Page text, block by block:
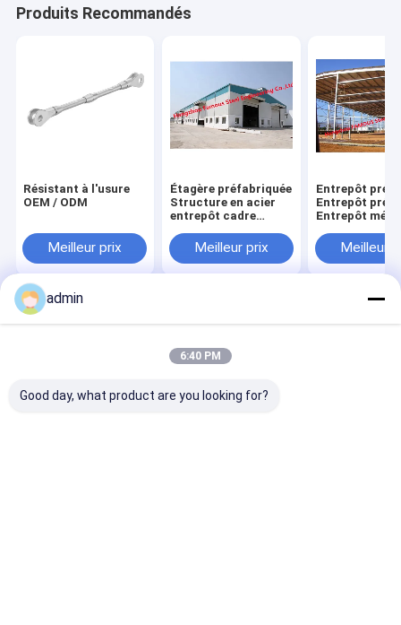
Produits Recommandés
Résistant à l'usure
OEM / ODM
Meilleur prix
Étagère préfabriquée
Structure en acier
entrepôt cadre
bâtiment industriel
Meilleur prix
Entrepôt
Entrepôt
Entrepôt
Meilleur
nous
nous
Site
Plan du site
Privacy Policy
Company. All Rights Reserved.
admin
6:40 PM
Good day, what product are you looking for?